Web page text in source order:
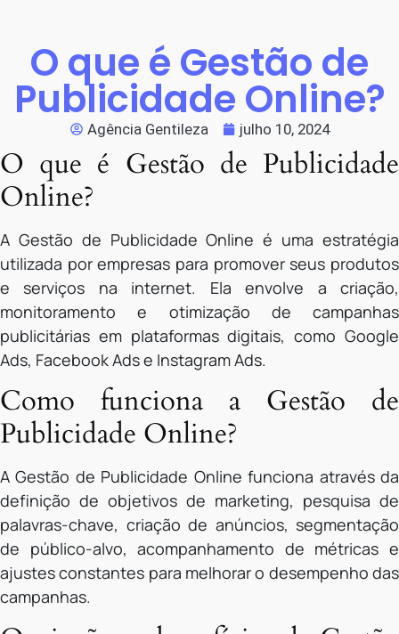
O que é Gestão de
Publicidade Online?
Agência Gentileza julho 10, 2024
O que é Gestão de Publicidade
Online?
A Gestão de Publicidade Online é uma estratégia
utilizada por empresas para promover seus produtos
e serviços na internet. Ela envolve a criação,
monitoramento e otimização de campanhas
publicitárias em plataformas digitais, como Google
Ads, Facebook Ads e Instagram Ads.
Como funciona a Gestão de
Publicidade Online?
A Gestão de Publicidade Online funciona através da
definição de objetivos de marketing, pesquisa de
palavras-chave, criação de anúncios, segmentação
de público-alvo, acompanhamento de métricas e
ajustes constantes para melhorar o desempenho das
campanhas.